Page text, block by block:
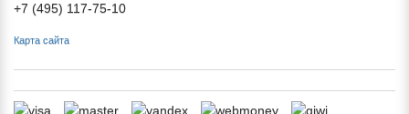
+7 (495) 117-75-10
Карта сайта